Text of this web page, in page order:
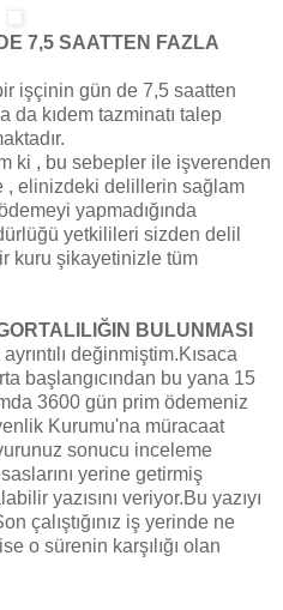
7,5 SAATTEN FAZLA
işçinin gün de 7,5 saatten
da kıdem tazminatı talep
ki , bu sebepler ile işverenden
, elinizdeki delillerin sağlam
yapmadığında
yetkilileri sizden delil
kuru şikayetinizle tüm
BULUNMASI
değinmiştim.Kısaca
başlangıcından bu yana 15
3600 gün prim ödemeniz
Kurumu'na müracaat
sonucu inceleme
yerine getirmiş
yazısını veriyor.Bu yazıyı
çalıştığınız iş yerinde ne
o sürenin karşılığı olan